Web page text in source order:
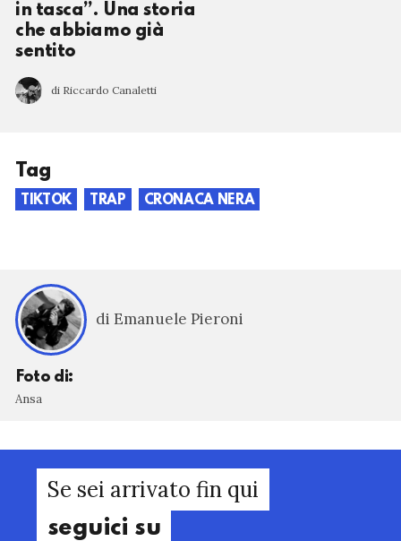
in tasca”. Una storia
che abbiamo già
sentito
di Riccardo Canaletti
Tag
TIKTOK TRAP CRONACA NERA
di Emanuele Pieroni
Foto di:
Ansa
Se sei arrivato fin qui
seguici su